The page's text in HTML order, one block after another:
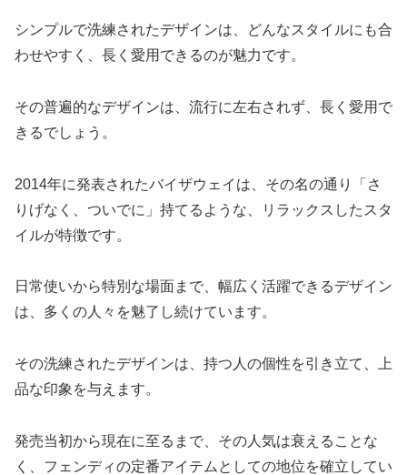
シンプルで洗練されたデザインは、どんなスタイルにも合
わせやすく、長く愛用できるのが魅力です。
その普遍的なデザインは、流行に左右されず、長く愛用で
きるでしょう。
2014年に発表されたバイザウェイは、その名の通り「さ
りげなく、ついでに」持てるような、リラックスしたスタ
イルが特徴です。
日常使いから特別な場面まで、幅広く活躍できるデザイン
は、多くの人々を魅了し続けています。
その洗練されたデザインは、持つ人の個性を引き立て、上
品な印象を与えます。
発売当初から現在に至るまで、その人気は衰えることな
く、フェンディの定番アイテムとしての地位を確立してい